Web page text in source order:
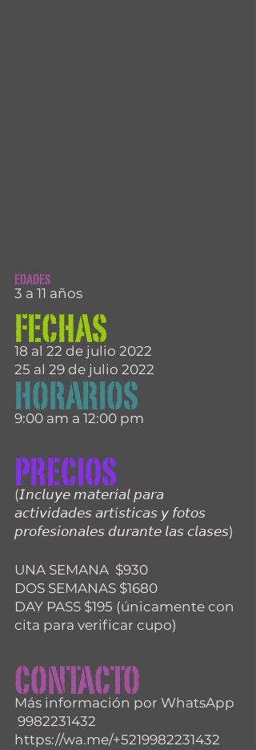
EDADES
3 a 11 años
FECHAS
18 al 22 de julio 2022
25 al 29 de julio 2022
HORARIOS
9:00 am a 12:00 pm
PRECIOS
(𝘐𝘯𝘤𝘭𝘶𝘺𝘦 𝘮𝘢𝘵𝘦𝘳𝘪𝘢𝘭 𝘱𝘢𝘳𝘢
𝘢𝘤𝘵𝘪𝘷𝘪𝘥𝘢𝘥𝘦𝘴 𝘢𝘳𝘵í𝘴𝘵𝘪𝘤𝘢𝘴 𝘺 𝘧𝘰𝘵𝘰𝘴
𝘱𝘳𝘰𝘧𝘦𝘴𝘪𝘰𝘯𝘢𝘭𝘦𝘴 𝘥𝘶𝘳𝘢𝘯𝘵𝘦 𝘭𝘢𝘴 𝘤𝘭𝘢𝘴𝘦𝘴)
UNA SEMANA  $930
DOS SEMANAS $1680
DAY PASS $195 (únicamente con
cita para verificar cupo)
CONTACTO
Más información por WhatsApp
9982231432
https://wa.me/+5219982231432